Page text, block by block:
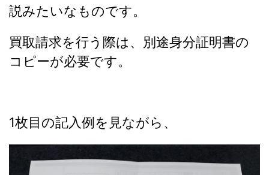
説みたいなものです。
買取請求を行う際は、別途身分証明書の
コピーが必要です。
1枚目の記入例を見ながら、